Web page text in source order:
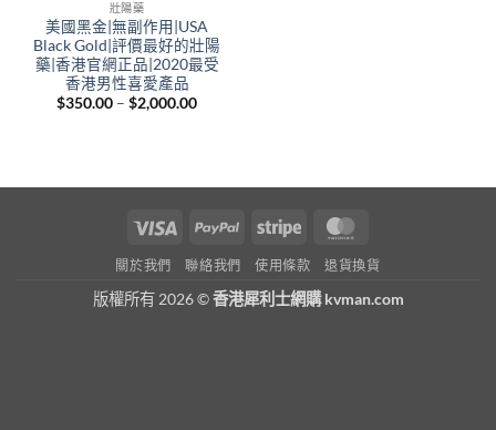
壯陽藥
美國黑金|無副作用|USA
Black Gold|評價最好的壯陽
藥|香港官網正品|2020最受
香港男性喜愛產品
$350.00 – $2,000.00Price
Visa PayPal Stripe
關於我們 聯絡我們 使用條款 退貨換貨
版權所有 2026 ©香港犀利士網購 kvman.com